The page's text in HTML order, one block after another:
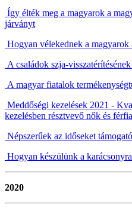
Így élték meg a magyarok a
járványt
Hogyan vélekednek a magyarok
A családok szja-
A magyar fiatalok
Meddőségi kezelések 2021 -
kezelésben résztvevő nők és
Népszerűek az időseket
Hogyan készülünk a
2020